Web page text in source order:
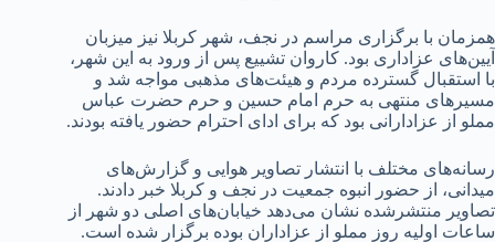
همزمان با برگزاری مراسم در نجف، شهر کربلا نیز میزبان
آیین‌های عزاداری بود. کاروان تشییع پس از ورود به این شهر،
با استقبال گسترده مردم و هیئت‌های مذهبی مواجه شد و
مسیرهای منتهی به حرم امام حسین و حرم حضرت عباس
مملو از عزادارانی بود که برای ادای احترام حضور یافته بودند.
رسانه‌های مختلف با انتشار تصاویر هوایی و گزارش‌های
میدانی، از حضور انبوه جمعیت در نجف و کربلا خبر دادند.
تصاویر منتشرشده نشان می‌دهد خیابان‌های اصلی دو شهر از
ساعات اولیه روز مملو از عزاداران بوده برگزار شده است.